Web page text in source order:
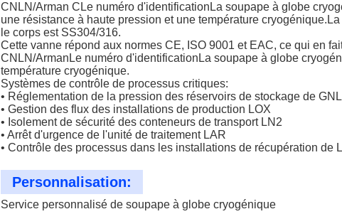
CNLN/Arman C Le numéro d'identification La soupape à globe
une résistance à haute pression et une température
le corps est SS304/316.
Cette vanne répond aux normes CE, ISO 9001 et EAC, ce qui en
CNLN/Arman Le numéro d'identification La soupape à globe
température cryogénique.
Systèmes de contrôle de processus critiques:
• Réglementation de la pression des réservoirs de stockage de GNL
• Gestion des flux des installations de production LOX
• Isolement de sécurité des conteneurs de transport LN2
• Arrêt d'urgence de l'unité de traitement LAR
• Contrôle des processus dans les installations de récupération de
Personnalisation:
Service personnalisé de soupape à globe cryogénique